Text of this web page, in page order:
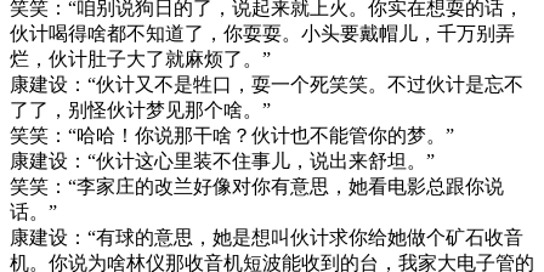
笑笑：“咱别说狗日的了，说起来就上火。你实在想耍的话，
伙计喝得啥都不知道了，你耍耍。小头要戴帽儿，千万别弄
烂，伙计肚子大了就麻烦了。”
康建设：“伙计又不是牲口，耍一个死笑笑。不过伙计是忘不
了了，别怪伙计梦见那个啥。”
笑笑：“哈哈！你说那干啥？伙计也不能管你的梦。”
康建设：“伙计这心里装不住事儿，说出来舒坦。”
笑笑：“李家庄的改兰好像对你有意思，她看电影总跟你说
话。”
康建设：“有球的意思，她是想叫伙计求你给她做个矿石收音
机。你说为啥林仪那收音机短波能收到的台，我家大电子管的